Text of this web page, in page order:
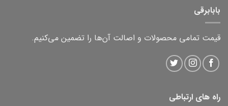
بابابرقی
قیمت تمامی محصولات و اصالت آن‌ها را تضمین می‌کنیم.
راه های ارتباطی